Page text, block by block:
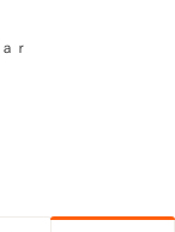
ｒ